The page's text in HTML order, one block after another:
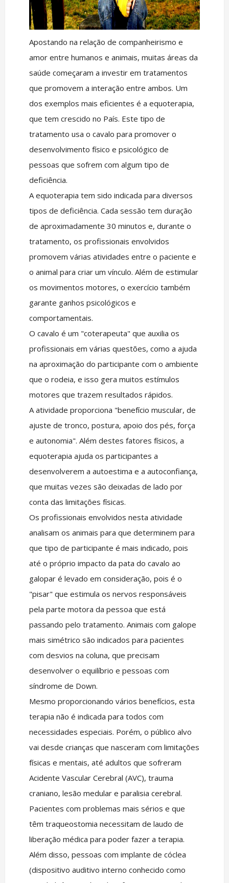
Apostando na relação de companheirismo e
amor entre humanos e animais, muitas áreas da
saúde começaram a investir em tratamentos
que promovem a interação entre ambos. Um
dos exemplos mais eficientes é a equoterapia,
que tem crescido no País. Este tipo de
tratamento usa o cavalo para promover o
desenvolvimento físico e psicológico de
pessoas que sofrem com algum tipo de
deficiência.
A equoterapia tem sido indicada para diversos
tipos de deficiência. Cada sessão tem duração
de aproximadamente 30 minutos e, durante o
tratamento, os profissionais envolvidos
promovem várias atividades entre o paciente e
o animal para criar um vínculo. Além de estimular
os movimentos motores, o exercício também
garante ganhos psicológicos e
comportamentais.
O cavalo é um "coterapeuta" que auxilia os
profissionais em várias questões, como a ajuda
na aproximação do participante com o ambiente
que o rodeia, e isso gera muitos estímulos
motores que trazem resultados rápidos.
A atividade proporciona "benefício muscular, de
ajuste de tronco, postura, apoio dos pés, força
e autonomia". Além destes fatores físicos, a
equoterapia ajuda os participantes a
desenvolverem a autoestima e a autoconfiança,
que muitas vezes são deixadas de lado por
conta das limitações físicas.
Os profissionais envolvidos nesta atividade
analisam os animais para que determinem para
que tipo de participante é mais indicado, pois
até o próprio impacto da pata do cavalo ao
galopar é levado em consideração, pois é o
"pisar" que estimula os nervos responsáveis
pela parte motora da pessoa que está
passando pelo tratamento. Animais com galope
mais simétrico são indicados para pacientes
com desvios na coluna, que precisam
desenvolver o equilíbrio e pessoas com
síndrome de Down.
Mesmo proporcionando vários benefícios, esta
terapia não é indicada para todos com
necessidades especiais. Porém, o público alvo
vai desde crianças que nasceram com limitações
físicas e mentais, até adultos que sofreram
Acidente Vascular Cerebral (AVC), trauma
craniano, lesão medular e paralisia cerebral.
Pacientes com problemas mais sérios e que
têm traqueostomia necessitam de laudo de
liberação médica para poder fazer a terapia.
Além disso, pessoas com implante de cóclea
(dispositivo auditivo interno conhecido como